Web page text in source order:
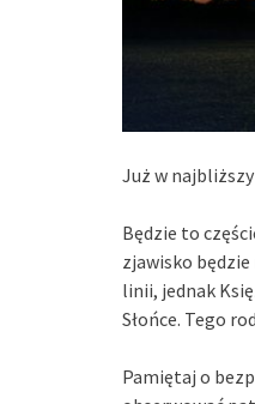
Już w najbliższy
Będzie to
zjawisko będzie
linii, jednak
Słońce. Tego
Pamiętaj o